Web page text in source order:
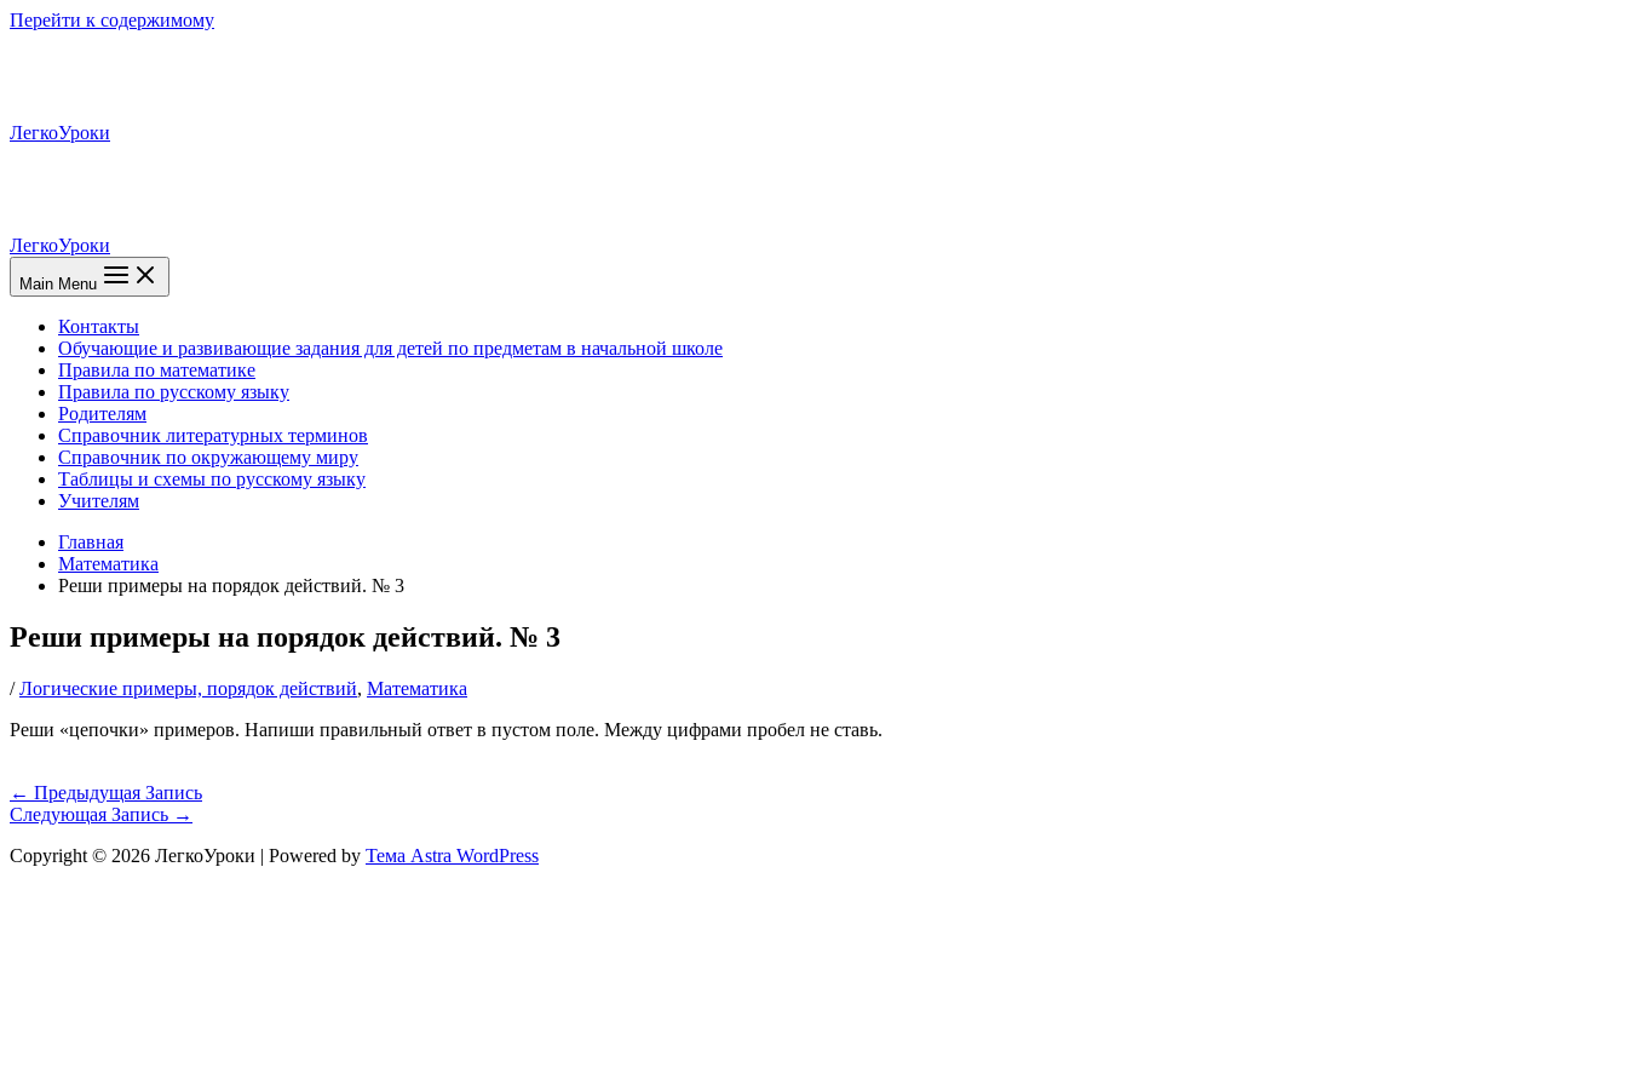
Перейти к содержимому
ЛегкоУроки
ЛегкоУроки
Main Menu
Контакты
Обучающие и развивающие задания для детей по предметам в начальной школе
Правила по математике
Правила по русскому языку
Родителям
Справочник литературных терминов
Справочник по окружающему миру
Таблицы и схемы по русскому языку
Учителям
Главная
Математика
Реши примеры на порядок действий. № 3
Реши примеры на порядок действий. № 3
/Логические примеры, порядок действий, Математика
Реши «цепочки» примеров. Напиши правильный ответ в пустом поле. Между цифрами пробел не ставь.
← Предыдущая Запись
Следующая Запись →
Copyright © 2026 ЛегкоУроки | Powered by Тема Astra WordPress